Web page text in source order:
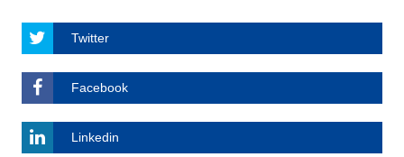
Twitter
Facebook
Linkedin